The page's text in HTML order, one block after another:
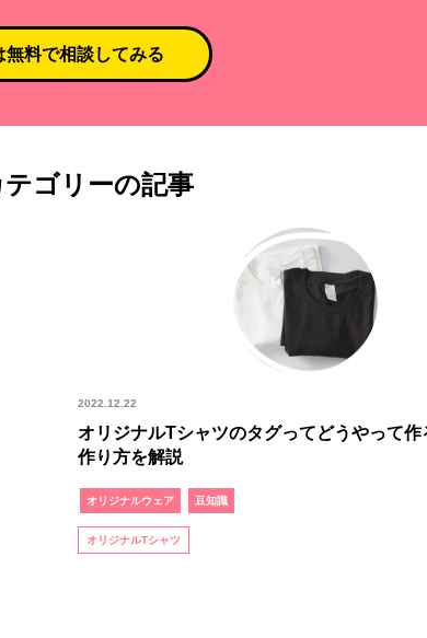
無料で相談してみる
テゴリーの記事
2022.12.22
オリジナルTシャツのタグってどうやって作
作り方を解説
オリジナルウェア 豆知識
オリジナルTシャツ